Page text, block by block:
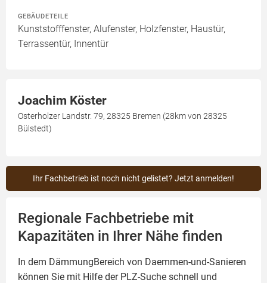
GEBÄUDETEILE
Kunststofffenster, Alufenster, Holzfenster, Haustür,
Terrassentür, Innentür
Joachim Köster
Osterholzer Landstr. 79, 28325 Bremen (28km von 28325
Bülstedt)
Ihr Fachbetrieb ist noch nicht gelistet? Jetzt anmelden!
Regionale Fachbetriebe mit
Kapazitäten in Ihrer Nähe finden
In dem DämmungBereich von Daemmen-und-Sanieren
können Sie mit Hilfe der PLZ-Suche schnell und